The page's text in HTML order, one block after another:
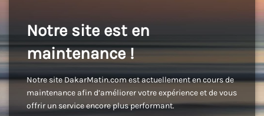
Notre site est en
maintenance !
Notre site DakarMatin.com est actuellement en cours de
maintenance afin d’améliorer votre expérience et de vous
offrir un service encore plus performant.